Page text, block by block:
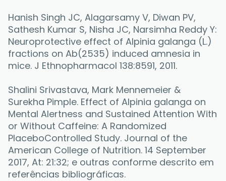
Hanish Singh JC, Alagarsamy V, Diwan PV,
Sathesh Kumar S, Nisha JC, Narsimha Reddy Y:
Neuroprotective effect of Alpinia galanga (L.)
fractions on Ab(2535) induced amnesia in
mice. J Ethnopharmacol 138:8591, 2011.
Shalini Srivastava, Mark Mennemeier &
Surekha Pimple. Effect of Alpinia galanga on
Mental Alertness and Sustained Attention With
or Without Caffeine: A Randomized
PlaceboControlled Study. Journal of the
American College of Nutrition. 14 September
2017, At: 21:32; e outras conforme descrito em
referências bibliográficas.